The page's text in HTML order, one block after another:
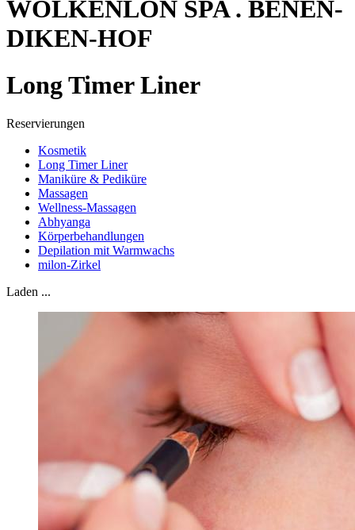
WOLKENLÖN SPA . BENEN-
DIKEN-HOF
Long Timer Liner
Reservierungen
Kosmetik
Long Timer Liner
Maniküre & Pediküre
Massagen
Wellness-Massagen
Abhyanga
Körperbehandlungen
Depilation mit Warmwachs
milon-Zirkel
Laden ...